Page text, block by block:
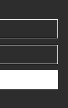
Ship in Saint-